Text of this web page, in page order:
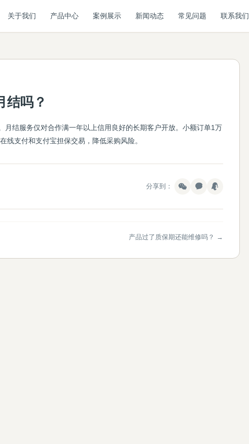
关于我们 产品中心 案例展示 新闻动态 常见问题 联系我们
结吗？
月结服务仅对合作满一年以上信用良好的长期客户开放。小额订单1万
线支付和支付宝担保交易，降低采购风险。
分享到：
产品过了质保期还能维修吗？ →